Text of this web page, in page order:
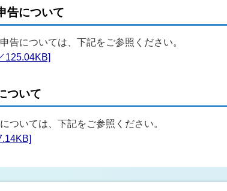
告について
告については、下記をご参照ください。
125.04KB]
ついて
ついては、下記をご参照ください。